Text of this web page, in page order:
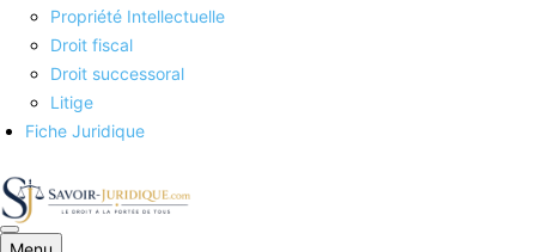
Propriété Intellectuelle
Droit fiscal
Droit successoral
Litige
Fiche Juridique